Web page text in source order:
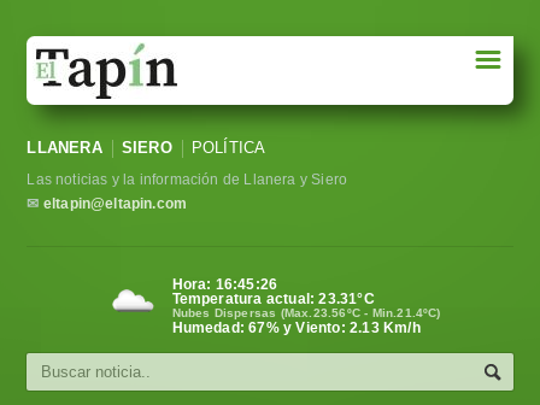
Sociedad
Política
Cultura
☰
LLANERA SIERO POLÍTICA
Las noticias y la información de Llanera y Siero
✉ eltapin@eltapin.com
Hora: 16:45:26
Temperatura actual:23.31°C
Nubes Dispersas (Max.23.56ºC - Min.21.4ºC)
Humedad: 67% y Viento: 2.13 Km/h